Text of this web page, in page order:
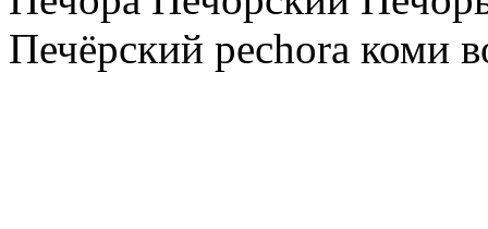
Печёрский pechora коми